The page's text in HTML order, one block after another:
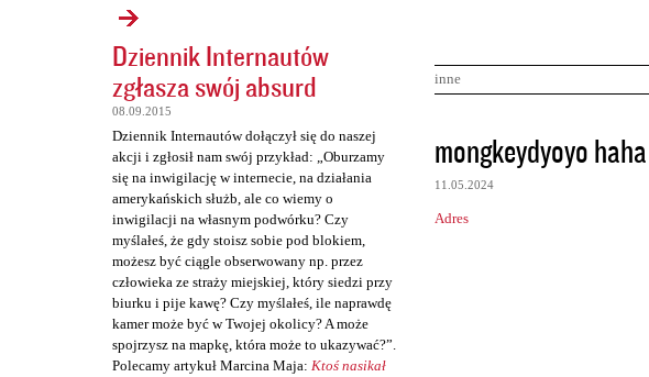
Dziennik Internautów
zgłasza swój absurd
08.09.2015
Dziennik Internautów dołączył się do naszej
akcji i zgłosił nam swój przykład: „Oburzamy
się na inwigilację w internecie, na działania
amerykańskich służb, ale co wiemy o
inwigilacji na własnym podwórku? Czy
myślałeś, że gdy stoisz sobie pod blokiem,
możesz być ciągle obserwowany np. przez
człowieka ze straży miejskiej, który siedzi przy
biurku i pije kawę? Czy myślałeś, ile naprawdę
kamer może być w Twojej okolicy? A może
spojrzysz na mapkę, która może to ukazywać?”.
Polecamy artykuł Marcina Maja: Ktoś nasikał
inne
K
o
m
e
mongkeydyoyo haha
11.05.2024
Adres